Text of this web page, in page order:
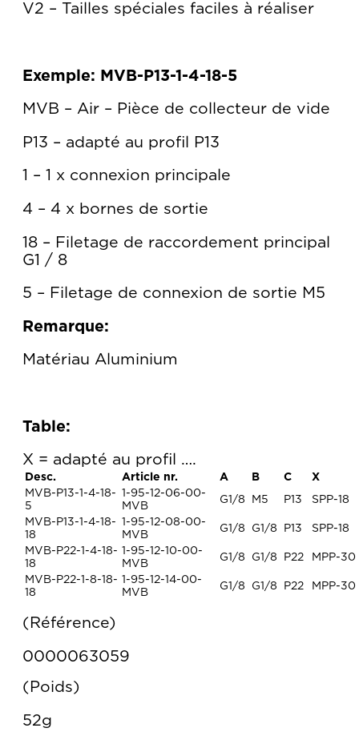
V2 – Tailles spéciales faciles à réaliser
Exemple: MVB-P13-1-4-18-5
MVB – Air – Pièce de collecteur de vide
P13 – adapté au profil P13
1 – 1 x connexion principale
4 – 4 x bornes de sortie
18 – Filetage de raccordement principal
G1 / 8
5 – Filetage de connexion de sortie M5
Remarque:
Matériau Aluminium
Table:
X = adapté au profil ….
Desc. Article nr. A B C
X
MVB-P13-1-4-18-
5
1-95-12-06-00-
MVB
G1/8 M5 P13
SPP-18
MVB-P13-1-4-18-
18
1-95-12-08-00-
MVB
G1/8 G1/8 P13
SPP-18
MVB-P22-1-4-18-
18
1-95-12-10-00-
MVB
G1/8 G1/8 P22
MPP-30
MVB-P22-1-8-18-
18
1-95-12-14-00-
MVB
G1/8 G1/8 P22 MPP-30
Référence
0000063059
Poids
52g